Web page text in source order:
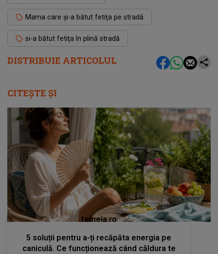
DISTRIBUIE ARTICOLUL
Mama care şi-a bătut fetiţa pe stradă
si-a bătut fetiţa în plină stradă
CITEȘTE ȘI
femeia.ro
5 soluții pentru a-ți recăpăta energia pe
caniculă. Ce funcționează când căldura te